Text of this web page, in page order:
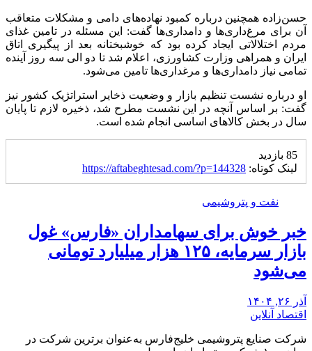
حسن‌زاده همچنین درباره کمبود نهاده‌های دامی و مشکلات متعاقب
آن برای مرغ‌داری‌ها و دامداری‌ها گفت: این مسئله در تامین غذای
مردم اختلالاتی ایجاد کرده بود که خوشبختانه بعد از پیگیری اتاق
ایران و همراهی وزارت کشاورزی، اعلام شد تا دو الی سه روز آینده
تمامی نیاز دامداری‌ها و مرغداری‌ها تامین می‌شود.
او درباره نشست تنظیم بازار و وضعیت ذخایر استراتژیک کشور نیز
گفت: بر اساس آنچه در این نشست مطرح شد، ذخیره لازم تا پایان
سال در بخش کالا‌های اساسی انجام شده است.
85 بازدید
لینک کوتاه: https://aftabeghtesad.com/?p=144328
نفت و پتروشیمی
خبر خوش برای سهامداران «فارس» غول
بازار سرمایه، ۱۲۵ هزار میلیارد تومانی
می‌شود
آذر ۲۶, ۱۴۰۴
اقتصاد آنلاین
شرکت صنایع پتروشیمی خلیج‌فارس به‌عنوان برترین شرکت در